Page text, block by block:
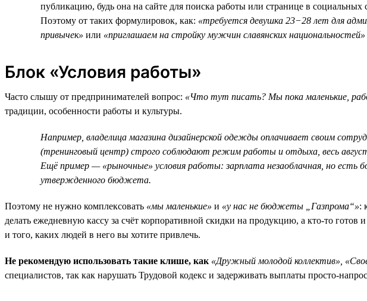
публикацию, будь она на сайте для поиска работы или странице в
Поэтому от таких формулировок, как: «требуется девушка 23−28 лет для
привычек» или «приглашаем на стройку мужчин славянских национальностей»
Блок «Условия работы»
Часто слышу от предпринимателей вопрос: «Что тут писать? Мы пока маленькие,
традиции, особенности работы и культуры.
Например, владелица магазина дизайнерской одежды оплачивает своим
(тренинговый центр) строго соблюдают режим работы и отдыха, весь
Ещё пример — «рыночные» условия работы: зарплата незаоблачная, но
утвержденного бюджета.
Поэтому не нужно комплексовать «мы маленькие» и «у нас не бюджеты „Газпрома“»:
делать ежедневную кассу за счёт корпоративной скидки на продукцию, а кто-то готов
и того, каких людей в него вы хотите привлечь.
Не рекомендую использовать такие клише, как «Дружный молодой коллектив»,
специалистов, так как нарушать Трудовой кодекс и задерживать выплаты просто-